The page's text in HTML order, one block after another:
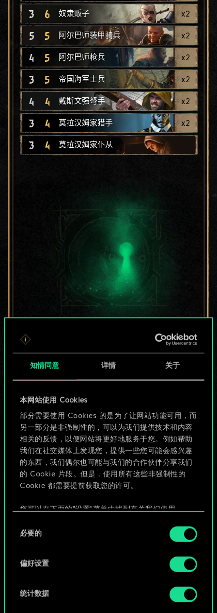
知情同意 详情 关于
本网站使用 Cookies
部分需要使用 Cookies 的是为了让网站功能可用，而
另一部分是非强制性的，可以为我们提供技术和内容
相关的反馈，以便网站将更好地服务于您。例如帮助
我们在社交媒体上发现您，提供一些您可能会感兴趣
的东西，我们偶尔也可能与我们的合作伙伴分享我们
的 Cookie 片段。但是，使用所有这些非强制性的
Cookie 都需要提前获取您的许可。
您可以在下面的"设置"菜单中找到有关我们使用
好。一旦您了解了其中的内容并准备好继续，请点
必要的
偏好设置
统计数据
3 6 奴隶贩子 x2
5 5 阿尔巴师装甲骑兵 x2
4 5 阿尔巴师枪兵 x2
3 5 帝国海军士兵 x2
4 4 戴斯文强弩手 x2
3 4 莫拉汉姆家猎手 x2
3 4 莫拉汉姆家仆从
目前只是分享了一套
牌，但能做的不止这
些！
给牌组命名并撰写攻略
编辑牌组
或
浏览社区牌组